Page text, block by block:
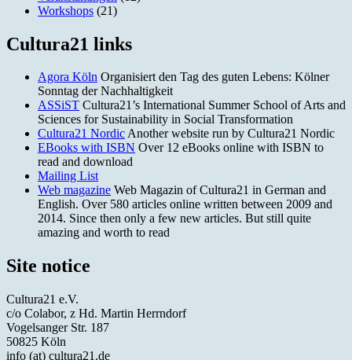
Workshops (21)
Cultura21 links
Agora Köln Organisiert den Tag des guten Lebens: Kölner
Sonntag der Nachhaltigkeit
ASSiST Cultura21’s International Summer School of Arts and
Sciences for Sustainability in Social Transformation
Cultura21 NordicAnother website run by Cultura21 Nordic
EBooks with ISBN Over 12 eBooks online with ISBN to
read and download
Mailing List
Web magazine Web Magazin of Cultura21 in German and
English. Over 580 articles online written between 2009 and
2014. Since then only a few new articles. But still quite
amazing and worth to read
Site notice
Cultura21 e.V.
c/o Colabor, z Hd. Martin Herrndorf
Vogelsanger Str. 187
50825 Köln
info (at) cultura21.de